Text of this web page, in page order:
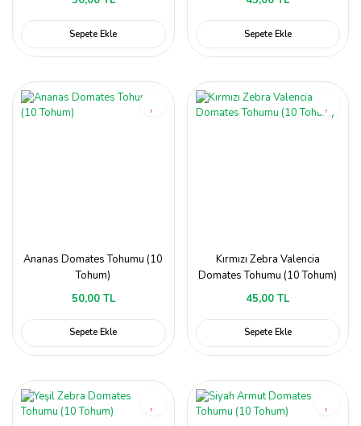
Sepete Ekle Sepete Ekle
Ananas Domates Tohumu (10
Tohum)
50,00 TL
Sepete Ekle
Kırmızı Zebra Valencia
Domates Tohumu (10 Tohum)
45,00 TL
Sepete Ekle